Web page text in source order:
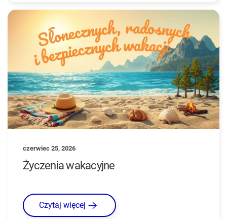
czerwiec 25, 2026
Życzenia wakacyjne
Czytaj więcej